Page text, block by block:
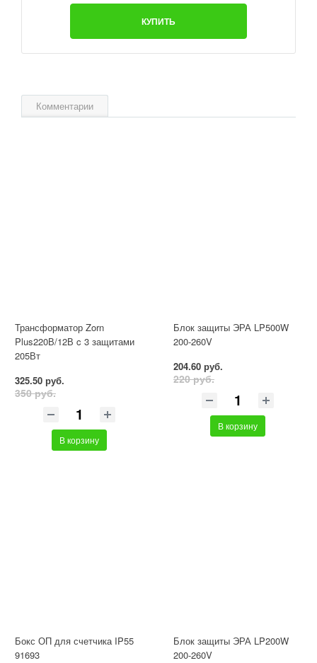
КУПИТЬ
Комментарии
Трансформатор Zorn
Plus220В/12В c 3 защитами
205Вт
325.50 руб.
350 руб.
В корзину
Блок защиты ЭРА LP500W
200-260V
204.60 руб.
220 руб.
В корзину
Бокс ОП для счетчика IP55
91693
Блок защиты ЭРА LP200W
200-260V